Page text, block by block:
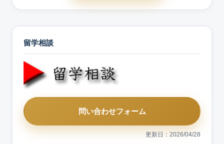
留学相談
問い合わせフォーム
更新日：2026/04/28